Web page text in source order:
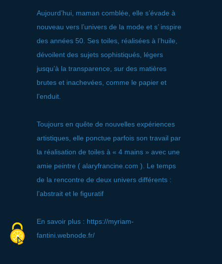
Aujourd’hui, maman comblée, elle s’évade à
nouveau vers l’univers de la mode et s’ inspire
des années 50. Ses toiles, réalisées à l’huile,
dévoilent des sujets sophistiqués, légers
jusqu’à la transparence, sur des matières
brutes et inachevées, comme le papier et
l’enduit.
Toujours en quête de nouvelles expériences
artistiques, elle ponctue parfois son travail par
la réalisation de toiles à « 4 mains » avec une
amie peintre ( alaryfrancine.com ). Le temps
de la rencontre de deux univers différents :
l’abstrait et le figuratif
En savoir plus : https://myriam-
fantini.webnode.fr/